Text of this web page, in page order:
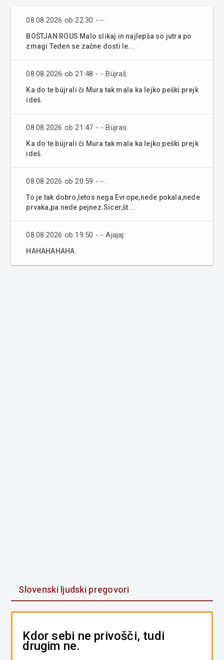
08.08.2026 ob 22:30 - - :
BOŠTJAN ROUS Malo slikaj in najlepša so jutra po
zmagi Teden se začne dosti le...
08.08.2026 ob 21:48 - - Büjraš:
Ka do te büjrali či Mura tak mala ka lejko peški prejk
ideš.
08.08.2026 ob 21:47 - - Büjras:
Ka do te büjrali či Mura tak mala ka lejko peški prejk
ideš.
08.08.2026 ob 20:59 - - :
To je tak dobro,letos nega Evrope,nede pokala,nede
prvaka,pa nede pejnez.Sicer,št...
08.08.2026 ob 19:50 - - Ajajaj:
HAHAHAHAHA.
Slovenski ljudski pregovori
Kdor sebi ne privošči, tudi
drugim ne.